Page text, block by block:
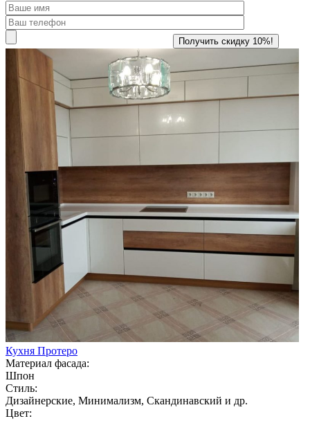
Кухня Протеро
Материал фасада:
Шпон
Стиль:
Дизайнерские, Минимализм, Скандинавский и др.
Цвет: